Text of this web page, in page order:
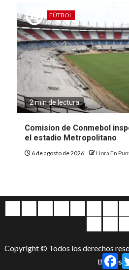
FÚTBOL
2 min de lectura
Comision de Conmebol
el estadio Metropolitano
6 de agosto de 2026 Hora En
Copyright © Todos los derechos
themes.